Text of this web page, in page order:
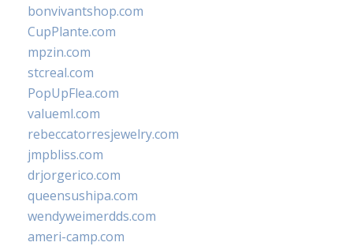
bonvivantshop.com
CupPlante.com
mpzin.com
stcreal.com
PopUpFlea.com
valueml.com
rebeccatorresjewelry.com
jmpbliss.com
drjorgerico.com
queensushipa.com
wendyweimerdds.com
ameri-camp.com